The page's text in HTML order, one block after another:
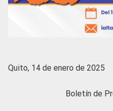
Quito, 14 de enero de 2025
Boletín de